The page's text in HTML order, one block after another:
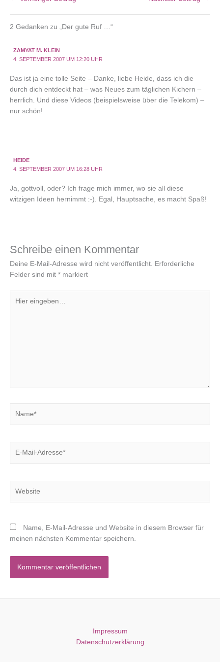
2 Gedanken zu „Der gute Ruf …“
ZAMYAT M. KLEIN
4. SEPTEMBER 2007 UM 12:20 UHR
Das ist ja eine tolle Seite – Danke, liebe Heide, dass ich die
durch dich entdeckt hat – was Neues zum täglichen Kichern –
herrlich. Und diese Videos (beispielsweise über die Telekom) –
nur schön!
HEIDE
4. SEPTEMBER 2007 UM 16:28 UHR
Ja, gottvoll, oder? Ich frage mich immer, wo sie all diese
witzigen Ideen hernimmt :-). Egal, Hauptsache, es macht Spaß!
Schreibe einen Kommentar
Deine E-Mail-Adresse wird nicht veröffentlicht. Erforderliche
Felder sind mit * markiert
eingeben…
Name, E-Mail-Adresse und Website in diesem Browser für
meinen nächsten Kommentar speichern.
Impressum
Datenschutzerklärung